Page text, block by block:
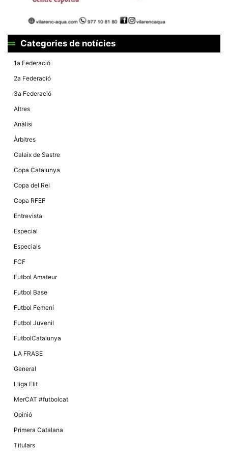
Categories de notícies
1a Federació
2a Federació
3a Federació
Altres
Anàlisi
Àrbitres
Calaix de Sastre
Copa Catalunya
Copa del Rei
Copa RFEF
Entrevista
Especial
Especials
FCF
Futbol Amateur
Futbol Base
Futbol Femení
Futbol Juvenil
FutbolCatalunya
LA FRASE
General
Lliga Elit
MerCAT #futbolcat
Opinió
Primera Catalana
Titulars
incrementes
la possibilitat
de mirar